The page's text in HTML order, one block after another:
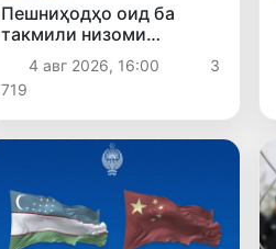
Пешниҳодҳо оид ба
такмили низоми
пардохти музди меҳнати
хидматчиёни давлатӣ
баррасӣ шуданд
4 авг 2026, 16:00
3
719